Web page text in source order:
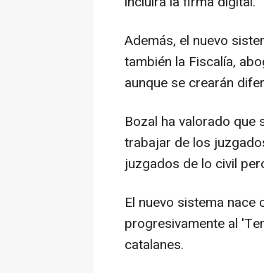
Además, el nuevo
también la Fiscalía,
aunque se crearán
Bozal ha valorado que
trabajar de los
juzgados de lo civil
El nuevo sistema
progresivamente al
catalanes.